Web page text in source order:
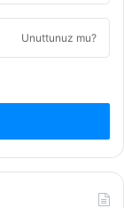
Unuttunuz mu?